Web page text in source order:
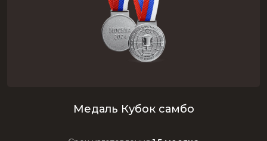
Медаль Кубок самбо